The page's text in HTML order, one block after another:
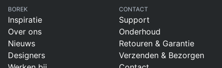
BOREK
Inspiratie
Over ons
Nieuws
Designers
CONTACT
Support
Onderhoud
Retouren & Garantie
Verzenden & Bezorgen